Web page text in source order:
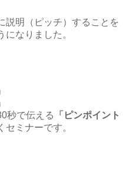
説明（ピッチ）することを
なりました。
秒で伝える
「ピンポイント
セミナーです。